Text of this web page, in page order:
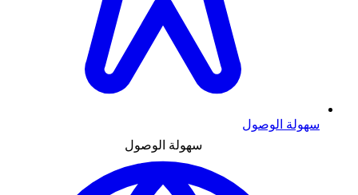
سهولة الوصول
سهولة الوصول